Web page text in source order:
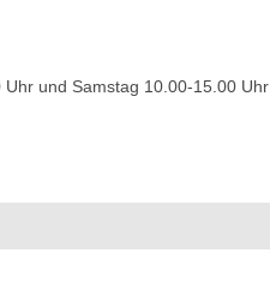
und Samstag 10.00-15.00 Uhr